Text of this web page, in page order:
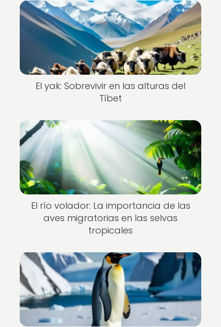
El yak: Sobrevivir en las alturas del
Tíbet
El río volador: La importancia de las
aves migratorias en las selvas
tropicales